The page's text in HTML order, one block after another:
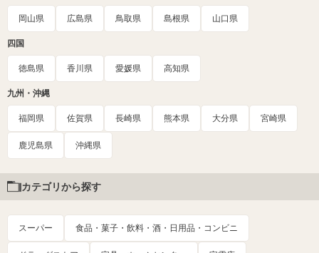
岡山県 広島県 鳥取県 島根県 山口県
四国
徳島県 香川県 愛媛県 高知県
九州・沖縄
福岡県 佐賀県 長崎県 熊本県 大分県 宮崎県
鹿児島県 沖縄県
カテゴリから探す
スーパー 食品・菓子・飲料・酒・日用品・コンビニ